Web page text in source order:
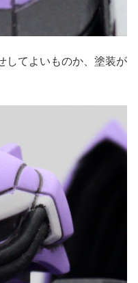
してよいものか、塗装が